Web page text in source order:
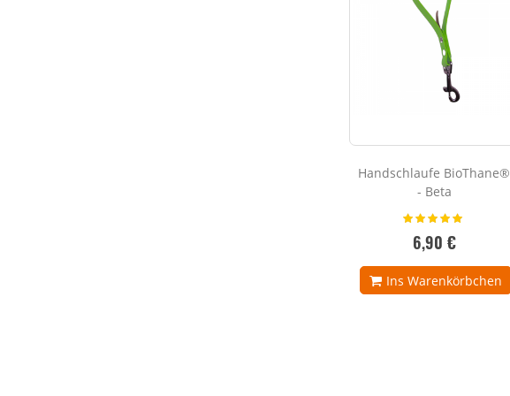
Handschlaufe BioThane®
- Beta
Bewertung:
100%
6,90 €
Ins Warenkörbchen